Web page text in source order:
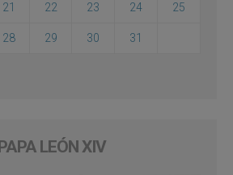
21 22 23 24 25
28 29 30 31
PAPA LEÓN XIV